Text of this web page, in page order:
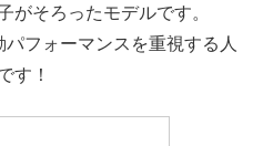
がそろったモデルです。
フォーマンスを重視する人
す！